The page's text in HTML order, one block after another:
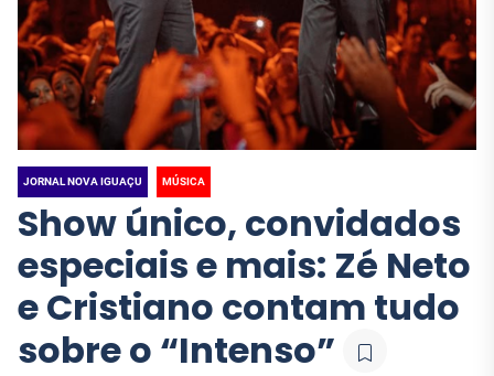
JORNAL NOVA IGUAÇU MÚSICA
Show único, convidados
especiais e mais: Zé Neto
e Cristiano contam tudo
sobre o “Intenso”
contam tudo
o “Intenso”
NOVA IGUAÇU
Cultural que Une o
Janeiro
JORNAL NOVA IGUAÇU